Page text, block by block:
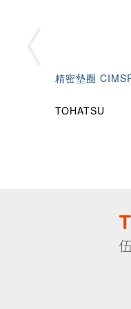
精密墊圈
TOHATSU